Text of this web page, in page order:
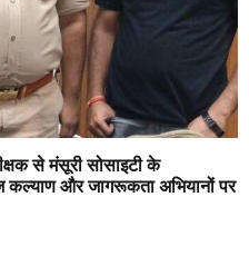
से मंसूरी सोसाइटी के
कल्याण और जागरूकता अभियानों पर